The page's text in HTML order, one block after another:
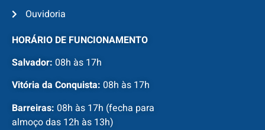
Ouvidoria
HORÁRIO DE FUNCIONAMENTO
Salvador: 08h às 17h
Vitória da Conquista: 08h às 17h
Barreiras: 08h às 17h (fecha para
almoço das 12h às 13h)